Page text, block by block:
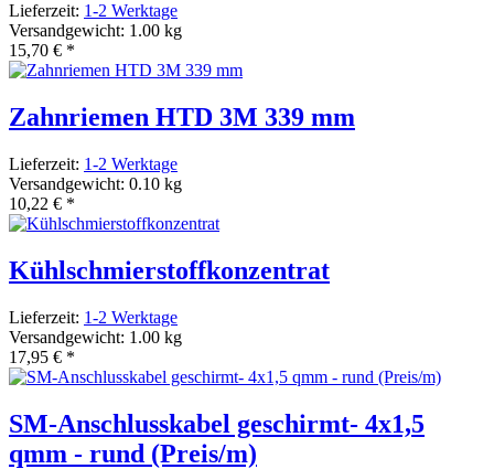
Lieferzeit: 1-2 Werktage
Versandgewicht: 1.00 kg
15,70 € *
Zahnriemen HTD 3M 339 mm
Lieferzeit: 1-2 Werktage
Versandgewicht: 0.10 kg
10,22 € *
Kühlschmierstoffkonzentrat
Lieferzeit: 1-2 Werktage
Versandgewicht: 1.00 kg
17,95 € *
SM-Anschlusskabel geschirmt- 4x1,5
qmm - rund (Preis/m)